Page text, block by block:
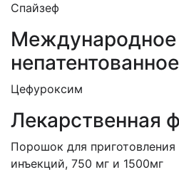
Спайзеф
Международное
Цефуроксим
Лекарственная
Порошок для приготовления
инъекций, 750 мг и 1500мг